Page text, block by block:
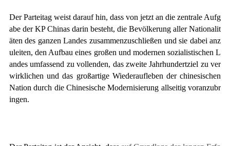
Der Parteitag weist darauf hin, dass von jetzt an die zentrale Aufg
abe der KP Chinas darin besteht, die Bevölkerung aller Nationalit
äten des ganzen Landes zusammenzuschließen und sie dabei anz
uleiten, den Aufbau eines großen und modernen sozialistischen L
andes umfassend zu vollenden, das zweite Jahrhundertziel zu ver
wirklichen und das großartige Wiederaufleben der chinesischen
Nation durch die Chinesische Modernisierung allseitig voranzubr
ingen.